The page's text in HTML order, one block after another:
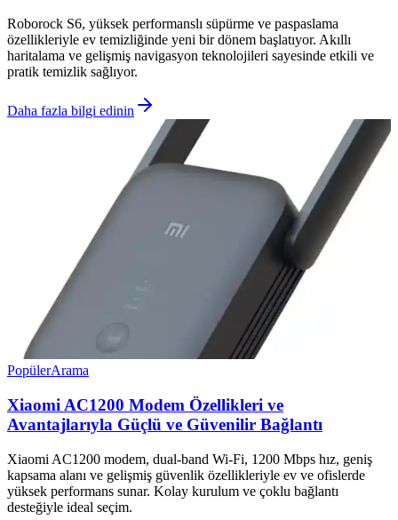
Roborock S6, yüksek performanslı süpürme ve paspaslama
özellikleriyle ev temizliğinde yeni bir dönem başlatıyor. Akıllı
haritalama ve gelişmiş navigasyon teknolojileri sayesinde etkili ve
pratik temizlik sağlıyor.
Daha fazla bilgi edinin
PopülerArama
Xiaomi AC1200 Modem Özellikleri ve
Avantajlarıyla Güçlü ve Güvenilir Bağlantı
Xiaomi AC1200 modem, dual-band Wi-Fi, 1200 Mbps hız, geniş
kapsama alanı ve gelişmiş güvenlik özellikleriyle ev ve ofislerde
yüksek performans sunar. Kolay kurulum ve çoklu bağlantı
desteğiyle ideal seçim.